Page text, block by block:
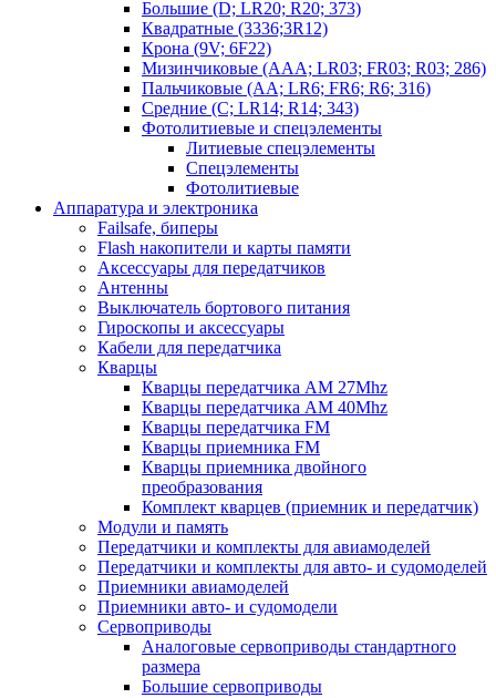
Большие (D; LR20; R20; 373)
Квадратные (3336;3R12)
Крона (9V; 6F22)
Мизинчиковые (AAA; LR03; FR03; R03; 286)
Пальчиковые (AA; LR6; FR6; R6; 316)
Средние (C; LR14; R14; 343)
Фотолитиевые и спецэлементы
Литиевые спецэлементы
Спецэлементы
Фотолитиевые
Аппаратура и электроника
Failsafe, биперы
Flash накопители и карты памяти
Аксессуары для передатчиков
Антенны
Выключатель бортового питания
Гироскопы и аксессуары
Кабели для передатчика
Кварцы
Кварцы передатчика AM 27Mhz
Кварцы передатчика AM 40Mhz
Кварцы передатчика FM
Кварцы приемника FM
Кварцы приемника двойного
преобразования
Комплект кварцев (приемник и передатчик)
Модули и память
Передатчики и комплекты для авиамоделей
Передатчики и комплекты для авто- и судомоделей
Приемники авиамоделей
Приемники авто- и судомодели
Сервоприводы
Аналоговые сервоприводы стандартного
размера
Большие сервоприводы